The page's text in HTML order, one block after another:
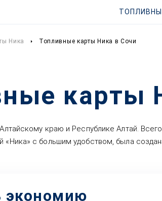
Ника Топливные карты Ника в Сочи
карты
краю и Республике Алтай.
«Ника» с большим удобством, была
экономию